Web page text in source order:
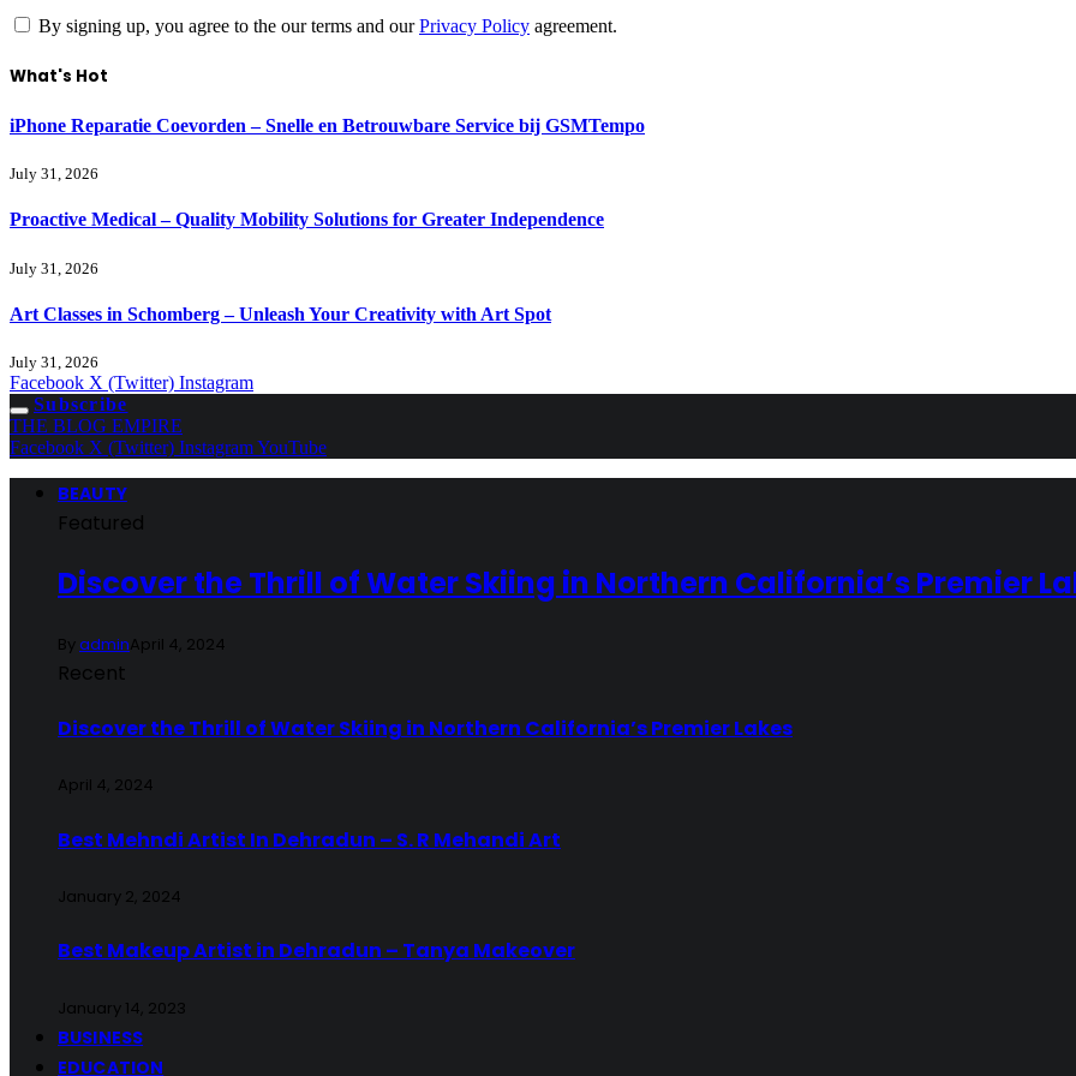
By signing up, you agree to the our terms and ourPrivacy Policy agreement.
What's Hot
iPhone Reparatie Coevorden – Snelle en Betrouwbare Service bij GSMTempo
July 31, 2026
Proactive Medical – Quality Mobility Solutions for Greater Independence
July 31, 2026
Art Classes in Schomberg – Unleash Your Creativity with Art Spot
July 31, 2026
Facebook X (Twitter) Instagram
Subscribe
THE BLOG EMPIRE
Facebook X (Twitter) InstagramYouTube
BEAUTY
Featured
Discover the Thrill of Water Skiing in Northern California’s Premier
ByadminApril 4, 2024
Recent
Discover the Thrill of Water Skiing in Northern California’s Premier Lakes
April 4, 2024
Best Mehndi Artist In Dehradun – S. R Mehandi Art
January 2, 2024
Best Makeup Artist in Dehradun – Tanya Makeover
January 14, 2023
BUSINESS
EDUCATION